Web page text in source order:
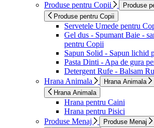
Produse pentru Copii
Produse
Produse pentru Copii
Servetele Umede pentru
Gel dus - Spumant Baie -
pentru Copii
Sapun Solid - Sapun lichid
Pasta Dinti - Apa de gura
Detergent Rufe - Balsam
Hrana Animala
Hrana Animala
Hrana Animala
Hrana pentru Caini
Hrana pentru Pisici
Produse Menaj
Produse Menaj